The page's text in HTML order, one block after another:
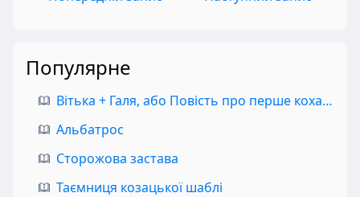
Популярне
Вітька + Галя, або Повість про перше кохання
Альбатрос
Сторожова застава
Таємниця козацької шаблі